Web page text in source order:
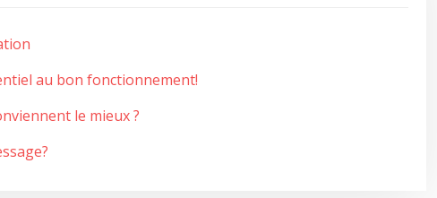
au bon fonctionnement!
le mieux ?